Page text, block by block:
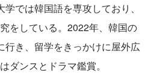
では韓国語を専攻しており、
をしている。2022年、韓国の
行き、留学をきっかけに屋外広
ダンスとドラマ鑑賞。